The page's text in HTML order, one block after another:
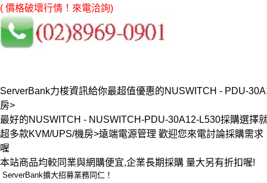
( 價格破壞行情！來電洽詢)
ServerBank力梭資訊給你最超值優惠的NUSWITCH - PDU-
房>
最好的NUSWITCH - NUSWITCH-PDU-30A12-L530採購選擇
超多款KVM/UPS/機房>遠端電源管理 歡迎您來電討論採購需
喔
本站商品均較同業與網購便宜,企業長期採購 量大另有折扣喔!
ServerBank擴大招募業務同仁！